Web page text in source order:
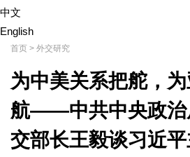
中文
English
首页 > 外交研究
为中美关系把舵，
航——中共中央政治
交部长王毅谈习近